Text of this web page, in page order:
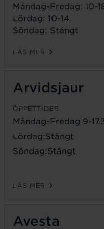
Måndag-Fredag: 10-
Lördag: 10-14
Söndag: Stängt
LÄS MER
Arvidsjaur
ÖPPETTIDER
Måndag-Fredag 9-
Lördag:Stängt
Söndag:Stängt
LÄS MER
Avesta